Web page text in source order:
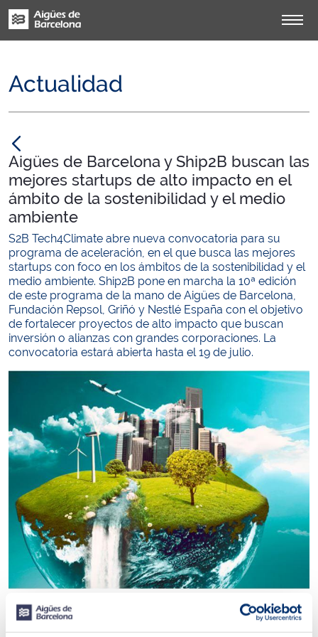
Actualidad
Aigües de Barcelona y Ship2B buscan las
mejores startups de alto impacto en el
ámbito de la sostenibilidad y el medio
ambiente
S2B Tech4Climate abre nueva convocatoria para su
programa de aceleración, en el que busca las mejores
startups con foco en los ámbitos de la sostenibilidad y el
medio ambiente. Ship2B pone en marcha la 10ª edición
de este programa de la mano de Aigües de Barcelona,
Fundación Repsol, Griñó y Nestlé España con el objetivo
de fortalecer proyectos de alto impacto que buscan
inversión o alianzas con grandes corporaciones. La
convocatoria estará abierta hasta el 19 de julio.
“Contar con partners referentes del sector energético, el
agua, los tratamientos de residuos o la alimentación y